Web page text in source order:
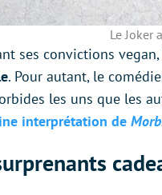
Le Joker
ses convictions vegan,
. Pour autant, le
les uns que les
interprétation de